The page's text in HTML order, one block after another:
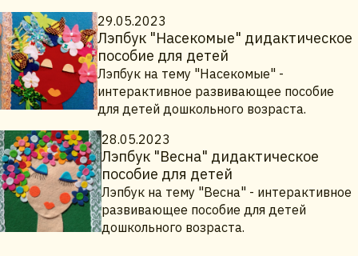
29.05.2023
Лэпбук "Насекомые" дидактическое
пособие для детей
Лэпбук на тему "Насекомые" -
интерактивное развивающее пособие
для детей дошкольного возраста.
28.05.2023
Лэпбук "Весна" дидактическое
пособие для детей
Лэпбук на тему "Весна" - интерактивное
развивающее пособие для детей
дошкольного возраста.